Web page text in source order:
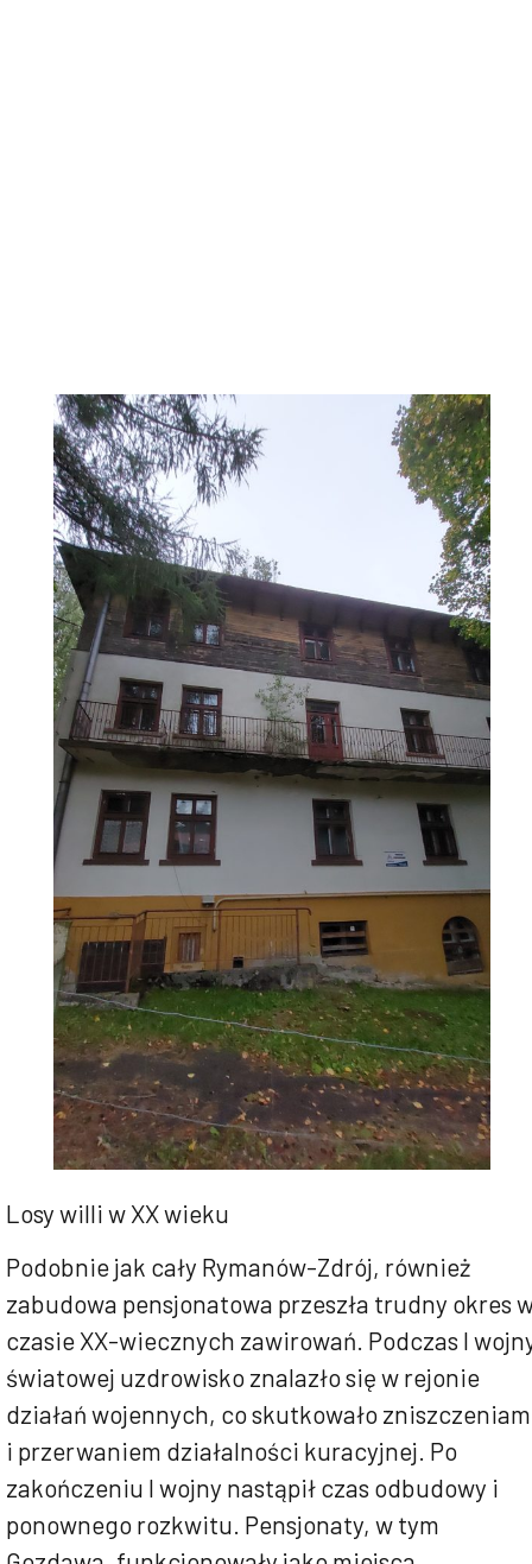
Losy willi w XX wieku
Podobnie jak cały Rymanów-Zdrój, również
zabudowa pensjonatowa przeszła trudny okres
czasie XX-wiecznych zawirowań. Podczas I
światowej uzdrowisko znalazło się w rejonie
działań wojennych, co skutkowało
i przerwaniem działalności kuracyjnej. Po
zakończeniu I wojny nastąpił czas odbudowy i
ponownego rozkwitu. Pensjonaty, w tym